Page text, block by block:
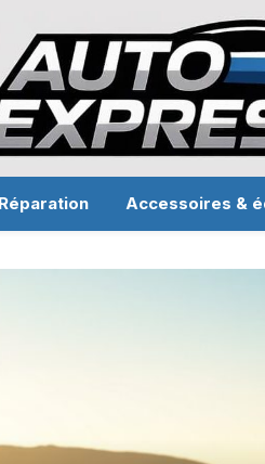
Accessoires &